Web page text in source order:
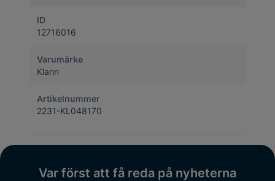
ID
12716016
Varumärke
Klann
Artikelnummer
2231-KL048170
Var först att få reda på nyheterna